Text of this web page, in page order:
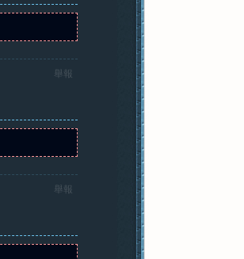
舉報
舉報